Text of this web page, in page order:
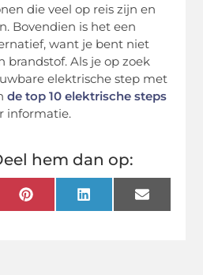
die veel op reis zijn en
Bovendien is het een
want je bent niet
brandstof. Als je op zoek
elektrische step met
de top 10 elektrische steps
informatie.
hem dan op:
PinterestLinkedInEmail